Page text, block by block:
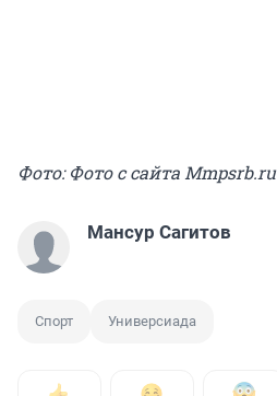
Фото: Фото с сайта Мmpsrb.ru
Мансур Сагитов
Спорт Универсиада